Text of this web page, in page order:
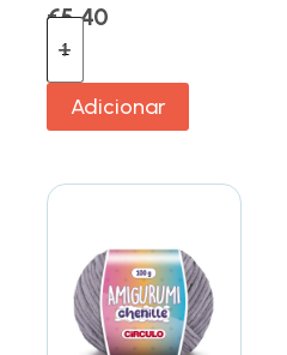
€5.40
Adicionar